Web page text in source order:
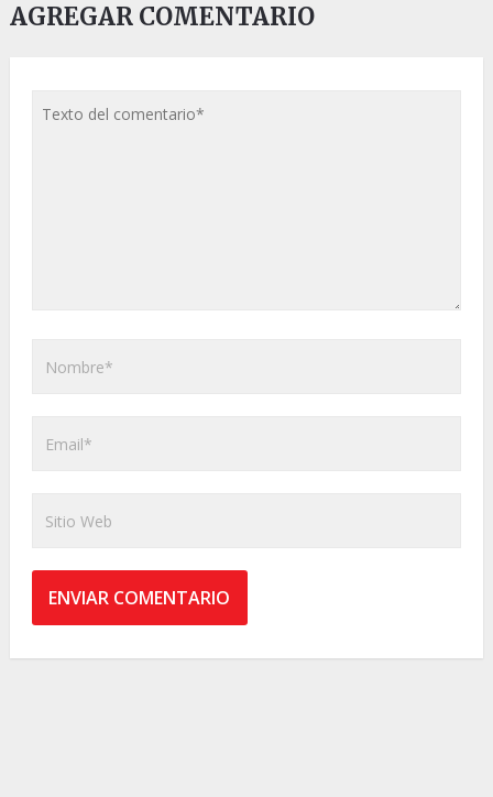
AGREGAR COMENTARIO